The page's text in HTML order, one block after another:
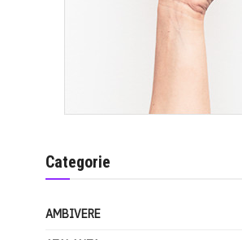
Categorie
AMBIVERE